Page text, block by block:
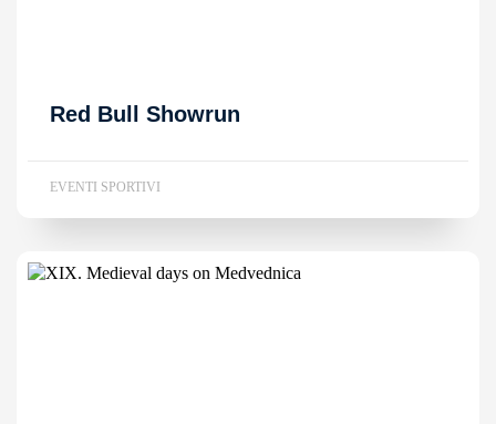
Red Bull Showrun
EVENTI SPORTIVI